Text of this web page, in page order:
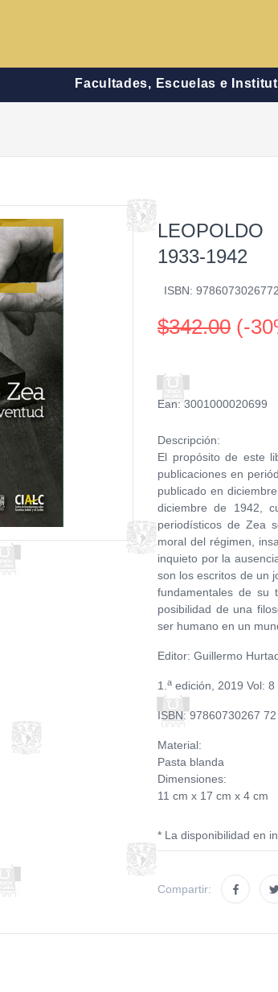
Facultades, Escuelas e
1933-1942
ISBN: 9786073026772
$342.00 (-
Ean: 3001000020699
Descripción:
El propósito de este
publicaciones en
publicado en
diciembre de 1942,
periodísticos de Zea
moral del régimen,
inquieto por la
son los escritos de un
fundamentales de su
posibilidad de una
ser humano en un
Editor: Guillermo
1. a edición, 2019 Vol: 8
ISBN: 97860730267 72
Material:
Pasta blanda
Dimensiones:
11 cm x 17 cm x 4 cm
* La disponibilidad en
Compartir: